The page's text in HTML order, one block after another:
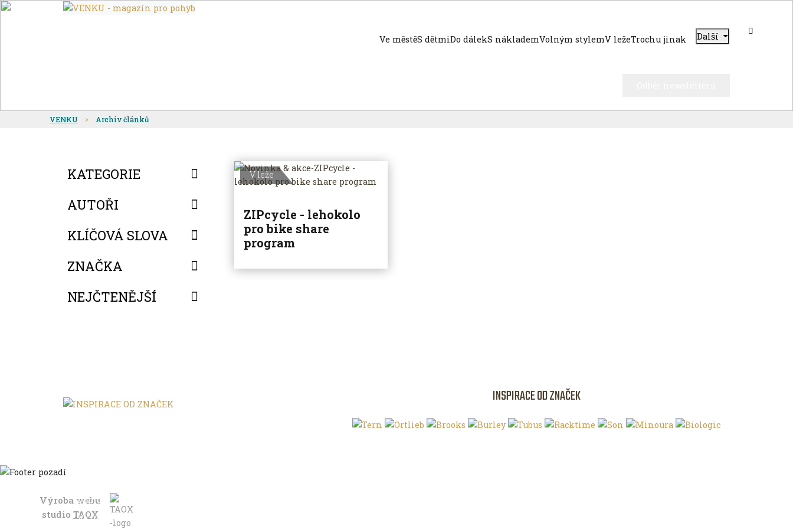
Ve městěS dětmiDo dálekS náklademVolným stylemV ležeTrochu jinak Další
VENKU Archiv článků
KATEGORIE
AUTOŘI
KLÍČOVÁ SLOVA
ZNAČKA
NEJČTENĚJŠÍ
V leže
ZIPcycle - lehokolo
pro bike share
program
INSPIRACE OD ZNAČEK
Výroba webu
studio TAOX
Domů
Ve městě